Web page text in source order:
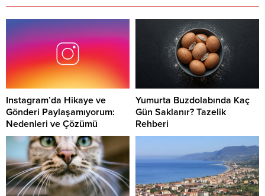
Instagram’da Hikaye ve
Gönderi Paylaşamıyorum:
Nedenleri ve Çözümü
Yumurta Buzdolabında Kaç
Gün Saklanır? Tazelik
Rehberi